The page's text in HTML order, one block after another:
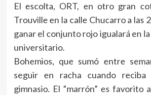
El escolta, ORT, en otro gran
Trouville en la calle Chucarro a las
ganar el conjunto rojo igualará en
universitario.
Bohemios, que sumó entre
seguir en racha cuando
gimnasio. El “marrón” es favorito